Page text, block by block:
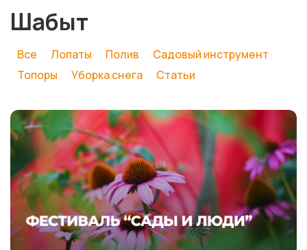
Шабыт
Все Лопаты Полив
Садовый инструмент
Топоры
Уборка снега Статьи